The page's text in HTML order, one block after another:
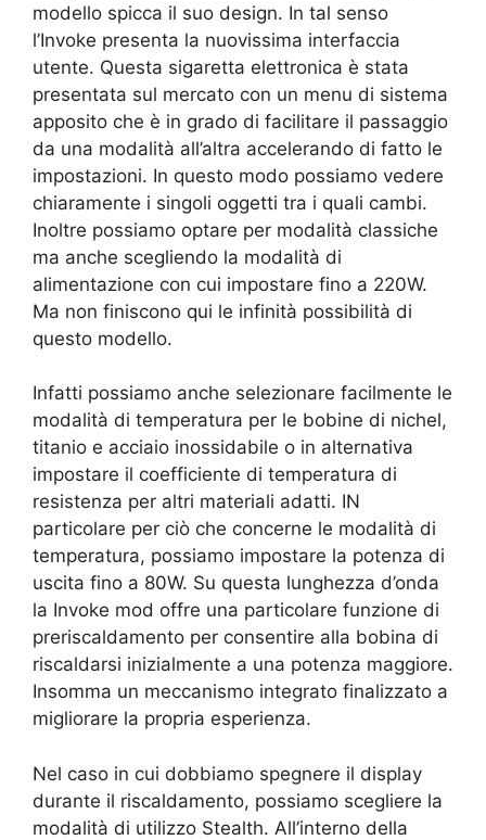
modello spicca il suo design. In tal senso
l’Invoke presenta la nuovissima interfaccia
utente. Questa sigaretta elettronica è stata
presentata sul mercato con un menu di sistema
apposito che è in grado di facilitare il passaggio
da una modalità all’altra accelerando di fatto le
impostazioni. In questo modo possiamo vedere
chiaramente i singoli oggetti tra i quali cambi.
Inoltre possiamo optare per modalità classiche
ma anche scegliendo la modalità di
alimentazione con cui impostare fino a 220W.
Ma non finiscono qui le infinità possibilità di
questo modello.
Infatti possiamo anche selezionare facilmente le
modalità di temperatura per le bobine di nichel,
titanio e acciaio inossidabile o in alternativa
impostare il coefficiente di temperatura di
resistenza per altri materiali adatti. IN
particolare per ciò che concerne le modalità di
temperatura, possiamo impostare la potenza di
uscita fino a 80W. Su questa lunghezza d’onda
la Invoke mod offre una particolare funzione di
preriscaldamento per consentire alla bobina di
riscaldarsi inizialmente a una potenza maggiore.
Insomma un meccanismo integrato finalizzato a
migliorare la propria esperienza.
Nel caso in cui dobbiamo spegnere il display
durante il riscaldamento, possiamo scegliere la
modalità di utilizzo Stealth. All’interno della